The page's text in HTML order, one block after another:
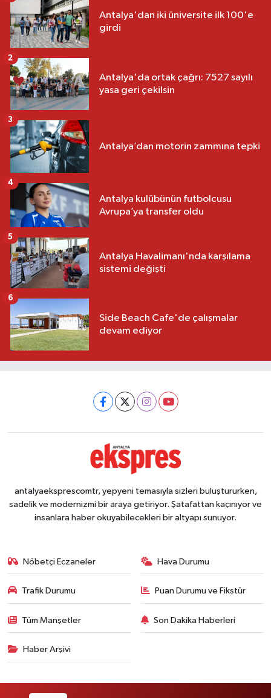
Antalya'dan iki üniversite ilk 100'e
girdi
Antalya'da ortak çağrı: 7527 sayılı
yasa geri çekilsin
2
Antalya’dan motorin zammına tepki
3
Antalya kulübünün futbolcusu
Avrupa’ya transfer oldu
4
Antalya Havalimanı'nda karşılama
sistemi değişti
5
Side Beach Cafe'de çalışmalar
devam ediyor
6
antalyaeksprescomtr, yepyeni temasıyla sizleri buluştururken,
sadelik ve modernizmi bir araya getiriyor. Şatafattan kaçınıyor ve
insanlara haber okuyabilecekleri bir altyapı sunuyor.
Nöbetçi Eczaneler Hava Durumu
Trafik Durumu Puan Durumu ve Fikstür
Tüm Manşetler Son Dakika Haberleri
Haber Arşivi